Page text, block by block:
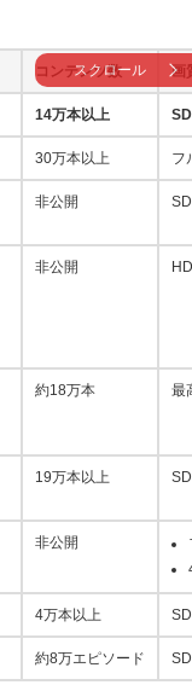
コンテンツ数 画
14万本以上
30万本以上 フ
非公開
非公開
約18万本 最
19万本以上
非公開
4万本以上
約8万エピソード
スクロール